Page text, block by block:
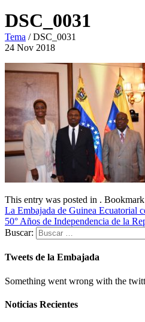
DSC_0031
Tema /DSC_0031
24 Nov 2018
This entry was posted in .
La Embajada de Guinea Ecuatorial
50° Años de Independencia de la
Buscar:
Tweets de la Embajada
Something went wrong with the
Noticias Recientes